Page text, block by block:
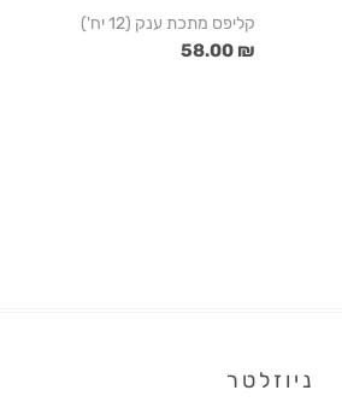
קליפס מתכת ענק (12 יח')
₪ 58.00
ניוזלטר